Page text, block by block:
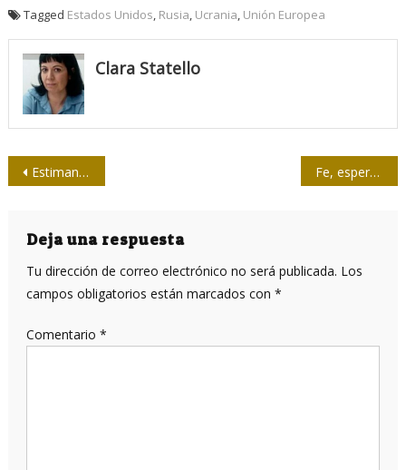
Tagged Estados Unidos Rusia Ucrania Unión Europea
Clara Statello
Navegación
entradas
Estiman que el número de países que hacen boicot al dólar ya supera al de sus partidarios Fe, esperanza y claridad
Deja una respuesta
Tu dirección de correo electrónico no será publicada. Los
campos obligatorios están marcados con *
Comentario *